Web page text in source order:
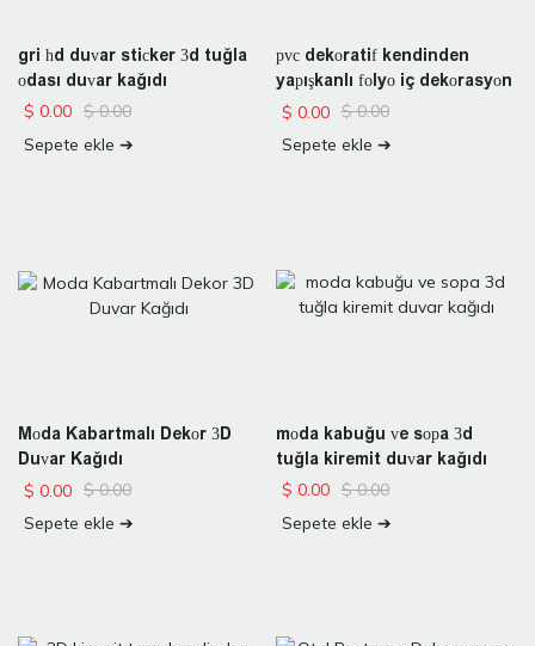
gri hd duvar sticker 3d tuğla
odası duvar kağıdı
$ 0.00 $0.00
Sepete ekle ➔
pvc dekoratif kendinden
yapışkanlı folyo iç dekorasyon
$ 0.00 $0.00
Sepete ekle ➔
Moda Kabartmalı Dekor 3D
Duvar Kağıdı
$ 0.00 $0.00
Sepete ekle ➔
moda kabuğu ve sopa 3d
tuğla kiremit duvar kağıdı
$ 0.00 $0.00
Sepete ekle ➔